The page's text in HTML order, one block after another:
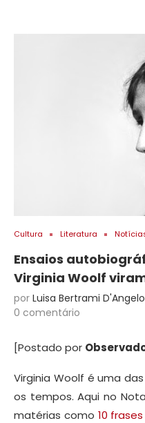
Cultura Literatura
Ensaios
Virginia Woolf
por Luisa Bertrami D'Angelo
0 comentário
[Postado por
Virginia Woolf é uma
os tempos. Aqui no
matérias como 10